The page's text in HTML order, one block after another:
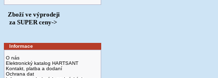
Zboží ve výprodeji
­ za SUPER ceny->
Informace
O nás
Elektronický katalog HARTSANT
Kontakt, platba a dodaní
Ochrana dat